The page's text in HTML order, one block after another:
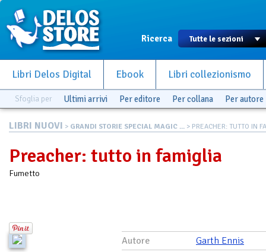
Ricerca
Libri Delos Digital Ebook Libri collezionismo
Sfoglia per Ultimi arrivi Per editore Per collana Per autore
LIBRI NUOVI > GRANDI STORIE SPECIAL MAGIC ... > PREACHER: TUTTO IN
Preacher: tutto in famiglia
Fumetto
Autore
Garth Ennis